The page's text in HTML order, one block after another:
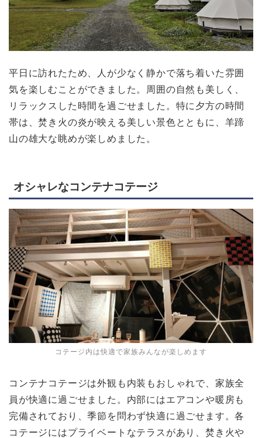
平日に訪れたため、人が少なく静かで落ち着いた雰囲
気を楽しむことができました。周囲の自然も美しく、
リラックスした時間を過ごせました。特に夕方の時間
帯は、焚き火の炎が映える美しい景色とともに、羊蹄
山の雄大な眺めが楽しめました。
オシャレなコンテナコテージ
コテージ内は快適で家族みんなが楽しめます
コンテナコテージは外観も内装もおしゃれで、家族全
員が快適に過ごせました。内部にはエアコンや暖房も
完備されており、季節を問わず快適に過ごせます。各
コテージにはプライベートなテラスがあり、焚き火や